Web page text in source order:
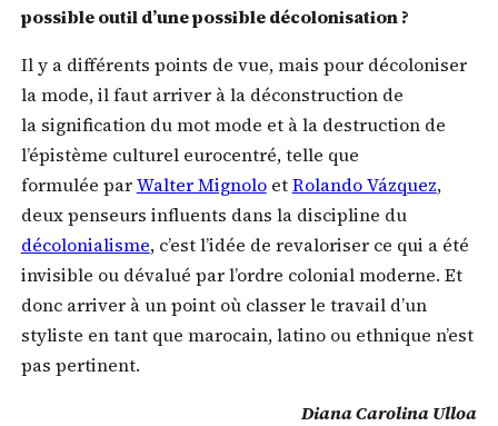
possible outil d’une possible décolonisation ?
Il y a différents points de vue, mais pour décoloniser
la mode, il faut arriver à la déconstruction de
la signification du mot mode et à la destruction de
l’épistème culturel eurocentré, telle que
formulée parWalter MignoloetRolando Vázquez,
deux penseurs influents dans la discipline du
décolonialisme, c’est l’idée de revaloriser ce qui a été
invisible ou dévalué par l’ordre colonial moderne. Et
donc arriver à un point où classer le travail d’un
styliste en tant que marocain, latino ou ethnique n’est
pas pertinent.
Diana Carolina Ulloa